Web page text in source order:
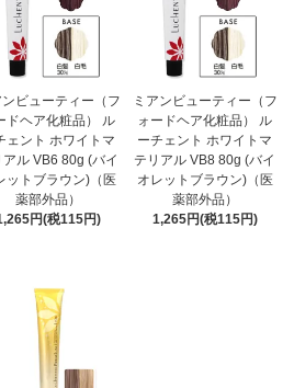
ンビューティー（フ
ドヘア化粧品） ル
ェント ホワイトマ
アル VB6 80g (バイ
ットブラウン)（医
薬部外品）
円(税115円)
ミアンビューティー（フ
ォードヘア化粧品） ル
ーチェント ホワイトマ
テリアル VB8 80g (バイ
オレットブラウン)（医
薬部外品）
1,265円(税115円)